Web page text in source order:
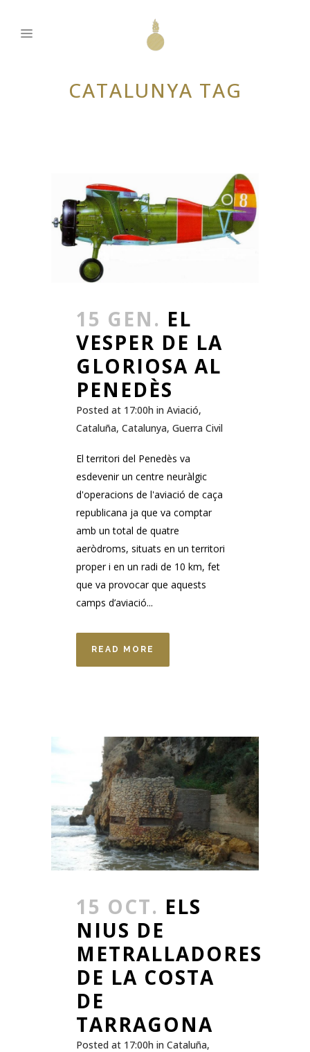
CATALUNYA TAG
15 GEN. EL
VESPER DE LA
GLORIOSA AL
PENEDÈS
Posted at 17:00h in Aviació,
Cataluña, Catalunya, Guerra Civil
El territori del Penedès va
esdevenir un centre neuràlgic
d'operacions de l'aviació de caça
republicana ja que va comptar
amb un total de quatre
aeròdroms, situats en un territori
proper i en un radi de 10 km, fet
que va provocar que aquests
camps d’aviació...
READ MORE
15 OCT. ELS
NIUS DE
METRALLADORES
DE LA COSTA
DE
TARRAGONA
Posted at 17:00h in Cataluña,